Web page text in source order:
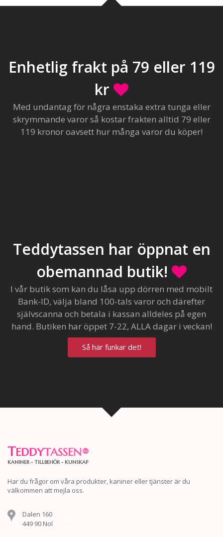
Enhetlig frakt på 79 eller 119
kr
Med undantag för några enstaka extra tunga eller
skrymmande varor så kostar frakten alltid 79 eller
119 kronor oavsett hur många varor du köper!
Teddytassen har öppnat en
obemannad butik!
I vår butik som kan du låsa upp dörren med mobilt
Bank-ID, välja bland 100-tals varor och därefter
självscanna och betala i kassan alldeles på egen
hand. Butiken har öppet 7-22, ALLA dagar i veckan!
Så här funkar det!
TEDDYTASSEN®
KANINER - TILLBEHÖR - KUNSKAP
Har du frågor om våra produkter, kaniner eller tjänster är du
välkommen att mejla oss.
Dalen 160
449 90 Nol